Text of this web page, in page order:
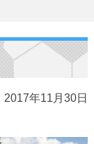
2017年11月30日